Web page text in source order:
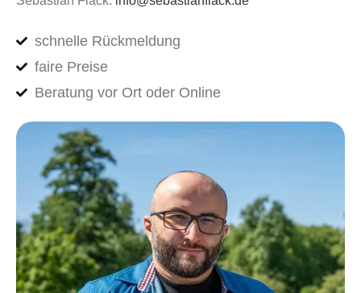
schnelle Rückmeldung
faire Preise
Beratung vor Ort oder Online